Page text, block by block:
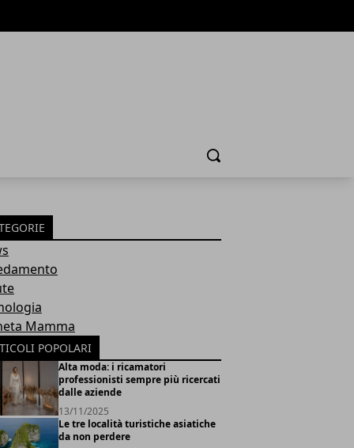
Cerca
Mamma
POPOLARI
Alta moda: i ricamatori
professionisti sempre più ricercati
dalle aziende
13/11/2025
Le tre località turistiche asiatiche
da non perdere